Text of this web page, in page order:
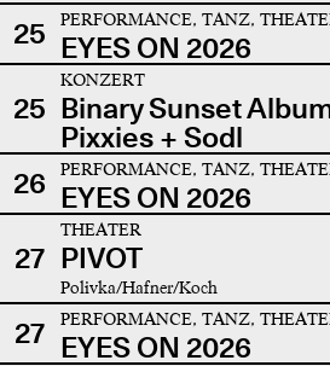
25 PERFORMANCE, TANZ,
EYES ON 2026
25
KONZERT
Binary Sunset
Pixxies + Sodl
26
PERFORMANCE, TANZ,
EYES ON 2026
27
THEATER
PIVOT
Polivka/Hafner/Koch
27 PERFORMANCE, TANZ,
EYES ON 2026